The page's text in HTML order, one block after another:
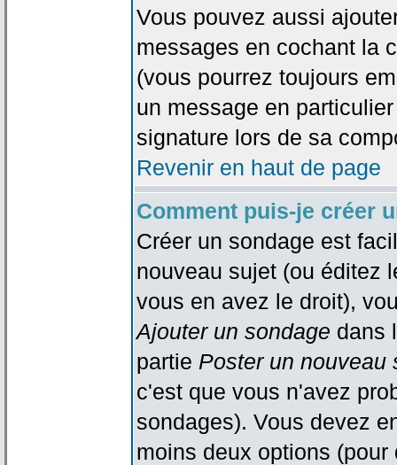
Vous pouvez aussi
messages en cochant la
(vous pourrez toujours
un message en
signature lors de sa
Revenir en haut de page
Comment puis-je créer
Créer un sondage est
nouveau sujet (ou éditez
vous en avez le droit),
Ajouter un sondage dans
partie Poster un nouveau
c'est que vous n'avez
sondages). Vous devez
moins deux options